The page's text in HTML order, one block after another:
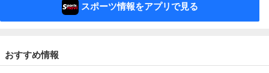
スポーツ情報をアプリで見る
おすすめ情報